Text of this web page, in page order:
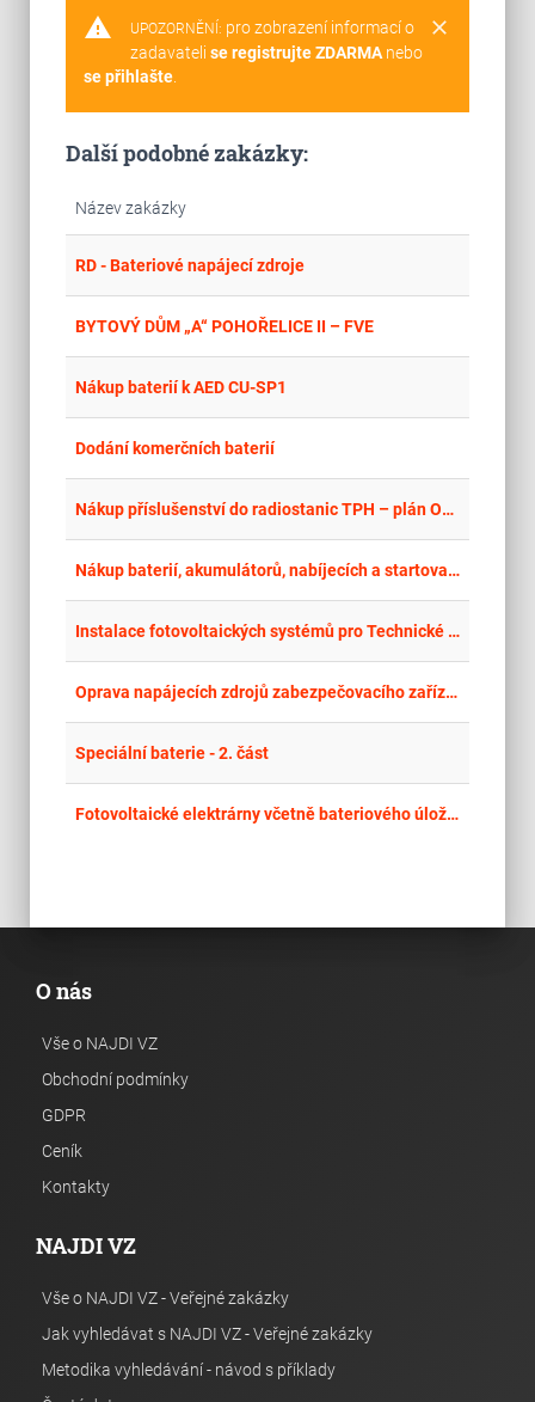
warning clear
UPOZORNĚNÍ: pro zobrazení informací o
zadavateli se registrujte ZDARMAnebo
se přihlašte.
Další podobné zakázky:
Název zakázky
RD - Bateriové napájecí zdroje
BYTOVÝ DŮM „A“ POHOŘELICE II – FVE
Nákup baterií k AED CU-SP1
Dodání komerčních baterií
Nákup příslušenství do radiostanic TPH – plán OBV 2026 Nákup příslušenství do radiostanic TPH – mimořádný požadavek ŘSCP – Frontex I.
Nákup baterií, akumulátorů, nabíjecích a startovacích zdrojů_2
Instalace fotovoltaických systémů pro Technické služby města Přerova: Smuteční síň městského hřbitova
Oprava napájecích zdrojů zabezpečovacího zařízení v obvodu SSZT Ústí nad Labem 2026
Speciální baterie - 2. část
Fotovoltaické elektrárny včetně bateriového úložiště na budovách ve vlastnictví Jihomoravského kraje
O nás
Vše o NAJDI VZ
Obchodní podmínky
GDPR
Ceník
Kontakty
NAJDI VZ
Vše o NAJDI VZ - Veřejné zakázky
Jak vyhledávat s NAJDI VZ - Veřejné zakázky
Metodika vyhledávání - návod s příklady